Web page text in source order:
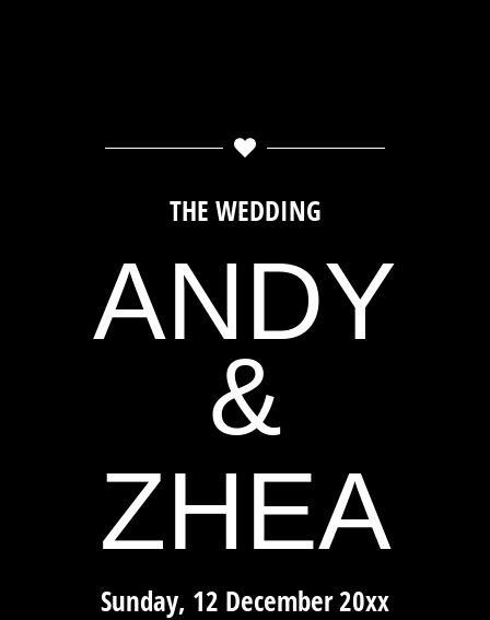
THE WEDDING
ANDY
&
ZHEA
Sunday, 12 December 20xx